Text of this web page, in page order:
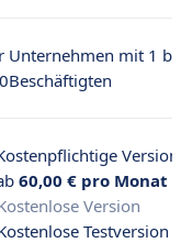
Unternehmen mit 1
Version
60,00 € pro Monat
Version
Testversion